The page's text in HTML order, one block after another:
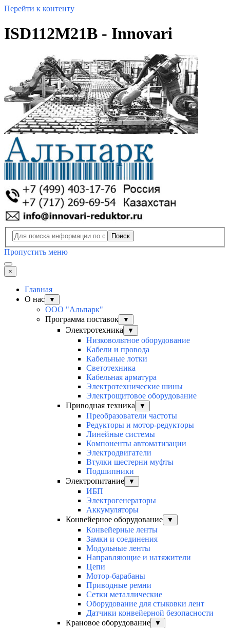
Перейти к контенту
ISD112M21B - Innovari
Поиск
Пропустить меню
×
Главная
О нас
▼
ООО "Альпарк"
Программа поставок
▼
Электротехника ▼
Низковольтное оборудование
Кабели и провода
Кабельные лотки
Светотехника
Кабельная арматура
Электротехнические шины
Электрощитовое оборудование
Приводная техника
▼
Преобразователи частоты
Редукторы и мотор-редукторы
Линейные системы
Компоненты автоматизации
Электродвигатели
Втулки шестерни муфты
Подшипники
Электропитание
▼
ИБП
Электрогенераторы
Аккумуляторы
Конвейерное оборудование
▼
Конвейерные ленты
Замки и соединения
Модульные ленты
Направляющие и натяжители
Цепи
Мотор-барабаны
Приводные ремни
Сетки металлические
Оборудование для стыковки лент
Датчики конвейерной безопасности
Крановое оборудование
▼